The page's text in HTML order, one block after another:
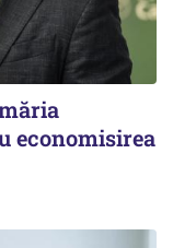
economisirea